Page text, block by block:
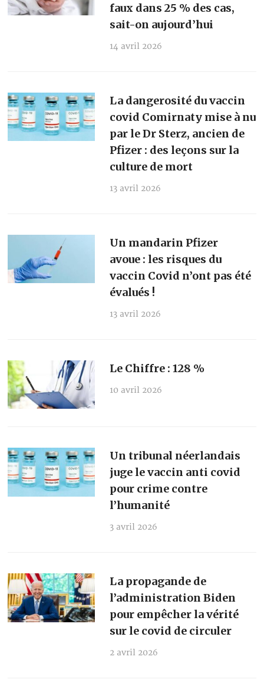
faux dans 25 % des cas,
sait-on aujourd’hui
14 avril 2026
La dangerosité du vaccin
covid Comirnaty mise à nu
par le Dr Sterz, ancien de
Pfizer : des leçons sur la
culture de mort
13 avril 2026
Un mandarin Pfizer
avoue : les risques du
vaccin Covid n’ont pas été
évalués !
13 avril 2026
Le Chiffre : 128 %
10 avril 2026
Un tribunal néerlandais
juge le vaccin anti covid
pour crime contre
l’humanité
3 avril 2026
La propagande de
l’administration Biden
pour empêcher la vérité
sur le covid de circuler
2 avril 2026